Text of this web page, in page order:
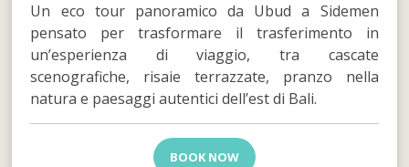
Un eco tour panoramico da Ubud a Sidemen
pensato per trasformare il trasferimento in
un’esperienza di viaggio, tra cascate
scenografiche, risaie terrazzate, pranzo nella
natura e paesaggi autentici dell’est di Bali.
BOOK NOW